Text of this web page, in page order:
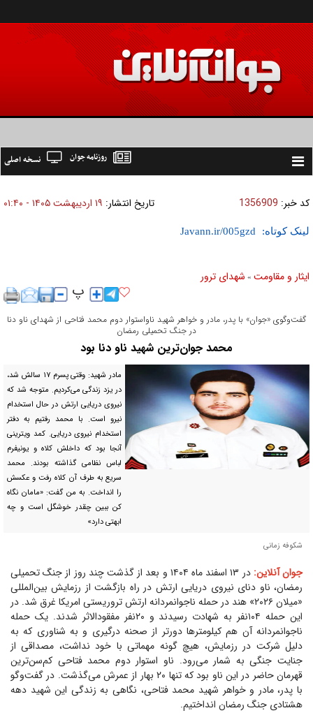
Toggle
نسخه اصلی روزنامه جوان
کد خبر: 1356909 تاریخ انتشار: ۱۹ ارديبهشت ۱۴۰۵ - ۰۱:۴۰
لینک کوتاه:
ایثار و مقاومت » شهدای ترور
گفت‌وگوی «جوان» با پدر، مادر و خواهر شهید ناواستوار دوم محمد فتاحی از شهدای ناو دنا
در جنگ تحمیلی رمضان
محمد جوان‌ترین شهید ناو دنا بود
مادر شهید: وقتی پسرم ۱۷ سالش شد،
در یزد زندگی می‌کردیم. متوجه شد که
نیروی دریایی ارتش در حال استخدام
نیرو است. با محمد رفتیم به دفتر
استخدام نیروی دریایی. کمد ویترینی
آنجا بود که داخلش کلاه و یونیفرم
لباس نظامی گذاشته بودند. محمد
سریع به طرف آن کلاه رفت و عکسش
را انداخت. به من گفت: «مامان نگاه
کن ببین چقدر خوشگل است و چه
ابهتی دارد»
شکوفه زمانی
جوان آنلاین:
در ۱۳ اسفند ماه ۱۴۰۴ و بعد از گذشت چند روز از جنگ تحمیلی
رمضان، ناو دنای نیروی دریایی ارتش در راه بازگشت از رزمایش بین‌المللی
«میلان ۲۰۲۶» هند در حمله ناجوانمردانه ارتش تروریستی امریکا غرق شد. در
این حمله ۱۰۴‌نفر به شهادت رسیدند و ۲۰‌نفر مفقودالاثر شدند. یک حمله
ناجوانمردانه آن هم کیلومتر‌ها دورتر از صحنه درگیری و به شناوری که به
دلیل شرکت در رزمایش، هیچ گونه مهماتی با خود نداشت، مصداقی از
جنایت جنگی به شمار می‌رود. ناو استوار دوم محمد فتاحی کم‌سن‌ترین
قهرمان حاضر در این ناو بود که تنها ۲۰ بهار از عمرش می‌گذشت. در گفت‌و‌گو
با پدر، مادر و خواهر شهید محمد فتاحی، نگاهی به زندگی این شهید دهه
هشتادی جنگ رمضان انداختیم.